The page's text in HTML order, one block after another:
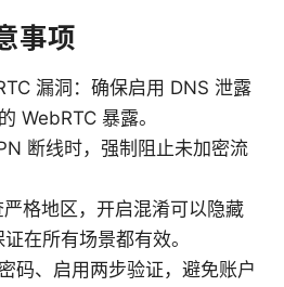
事项
漏洞：确保启用 DNS 泄露
WebRTC 暴露。
断线时，强制阻止未加密流
格地区，开启混淆可以隐藏
在所有场景都有效。
码、启用两步验证，避免账户